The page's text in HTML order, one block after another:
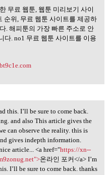
양한 무료 웹툰, 웹툰
이트,
무료 웹툰, 웹툰 미리보기 사이
순위, 무료 웹툰 사이트를 제공하
. 해피툰의 가장 빠른 주소로 안
다. no1 무료 웹툰 사이트를 이용
this. I’ll
this. I’ll be sure to come back.
and also This article gives the
can observe the reality. this is
gives indepth information.
article... <a href="https://xn--
온라인 포커</a> I’m
I’ll be sure to come back. thanks